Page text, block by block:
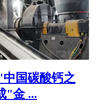
国碳酸钙之
"金 ...